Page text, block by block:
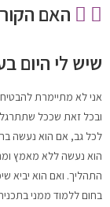
האם
שיש לי היום
אני לא מתיימרת
ובכל זאת שככל
לכל גב, אם הוא נעשה
הוא נעשה ללא מאמץ
התהליך. ואם הוא יביא
בחום ללמוד ממני